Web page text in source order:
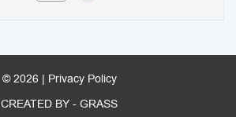
© 2026 | Privacy Policy
CREATED BY - GRASS